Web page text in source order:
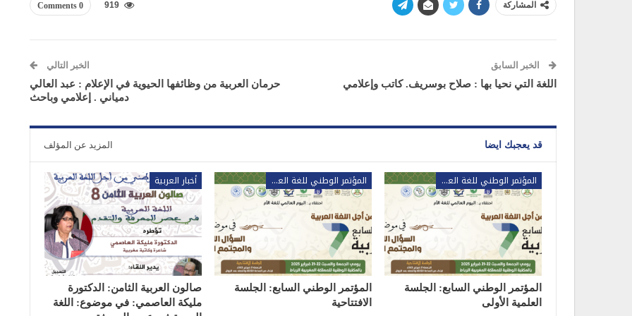
المشاركة 0 Comments 919
الخبر السابق
اللغة التي نحيا بها : صلاح بوسريف. كاتب وإعلامي
الخبر التالي
حرمان العربية من وظائفها الحيوية في الإعلام : عبد العالي
دمياني . إعلامي وباحث
قد يعجبك ايضا المزيد عن المؤلف
المؤتمر الوطني للغة العربية
المؤتمر الوطني السابع: الجلسة
العلمية الأولى
المؤتمر الوطني للغة العربية
المؤتمر الوطني السابع: الجلسة
الافتتاحية
أخبار العربية
صالون العربية الثامن: الدكتورة
مليكة العاصمي: في موضوع: اللغة